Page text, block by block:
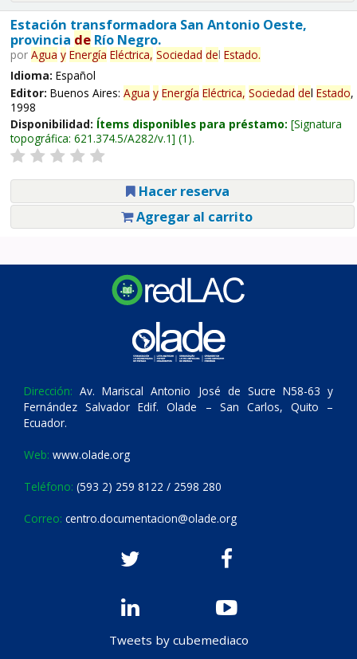
Estación transformadora San Antonio Oeste,
provincia deRío Negro.
por Agua y Energía Eléctrica, Sociedad del Estado.
Idioma: Español
Editor: Buenos Aires: Agua y Energía Eléctrica, Sociedad del Estado,
1998
Disponibilidad: Ítems disponibles para préstamo: Signatura
topográfica: 621.374.5/A282/v.1 (1).
Hacer reserva
Agregar al carrito
Dirección: Av. Mariscal Antonio José de Sucre N58-63 y
Fernández Salvador Edif. Olade – San Carlos, Quito –
Ecuador.
Web: www.olade.org
Teléfono: (593 2) 259 8122 / 2598 280
Correo: centro.documentacion@olade.org
Tweets by cubemediaco